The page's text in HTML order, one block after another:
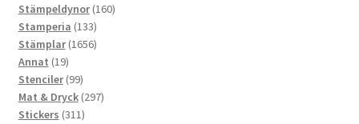
produkter
Stämpeldynor 160160
Stamperia 133133
produkter
Stämplar 16561656
Annat 1919
produkter
Stenciler 9999
produkter
Mat & Dryck 297297
Stickers 311311